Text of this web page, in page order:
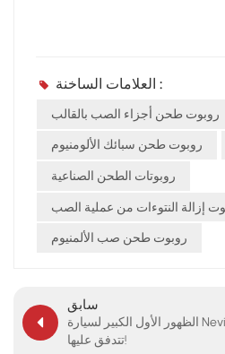
العلامات الساخنة :
روبوت طحن أجزاء الصب بالقالب
روبوت طحن سبائك الألومنيوم
روبوتات الطحن الصناعية
إزالة النتوءات من عملية الصب
روبوت طحن صب الألمنيوم
سابق
الظهور الأول الكبير لسيارة Neview Automatic، والطلبات
تتدفق عليها!